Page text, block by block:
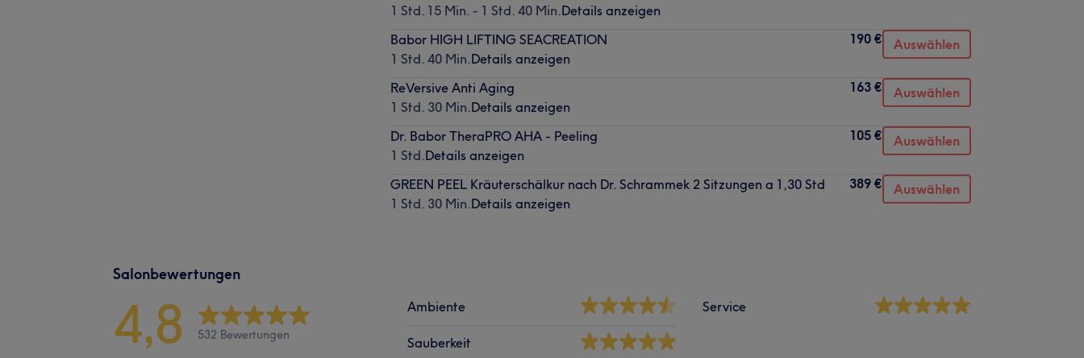
1 Std. 15 Min. - 1 Std. 40 Min.Details anzeigen
Babor HIGH LIFTING SEACREATION
1 Std. 40 Min.Details anzeigen
190 € Auswählen
ReVersive Anti Aging
1 Std. 30 Min.Details anzeigen
163 € Auswählen
Dr. Babor TheraPRO AHA - Peeling
1 Std.Details anzeigen
105 € Auswählen
GREEN PEEL Kräuterschälkur nach Dr. Schrammek 2 Sitzungen a 1,30 Std
1 Std. 30 Min.Details anzeigen
389 € Auswählen
Salonbewertungen
4,8 532 Bewertungen
Ambiente
Sauberkeit
Service